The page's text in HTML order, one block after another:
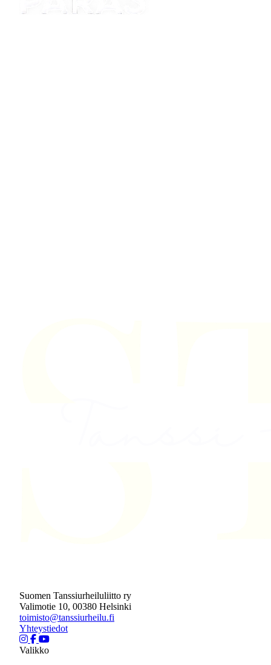
Suomen Tanssiurheiluliitto ry
Valimotie 10, 00380 Helsinki
toimisto@tanssiurheilu.fi
Yhteystiedot
Valikko